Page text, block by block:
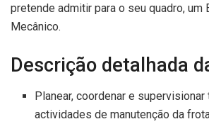
pretende admitir para o seu quadro, um
Mecânico.
Descrição detalhada
Planear, coordenar e supervisionar
actividades de manutenção da